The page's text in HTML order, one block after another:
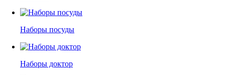
Наборы посуды
Наборы доктор